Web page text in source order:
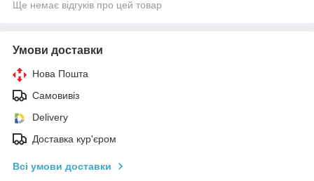
Ще немає відгуків про цей товар
Умови доставки
Нова Пошта
Самовивіз
Delivery
Доставка кур'єром
Всі умови доставки